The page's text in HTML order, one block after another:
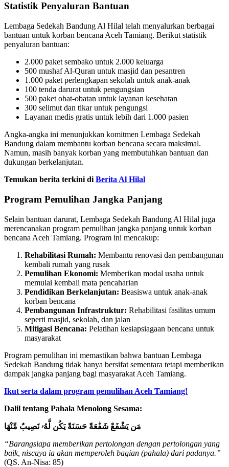
Statistik Penyaluran Bantuan
Lembaga Sedekah Bandung Al Hilal telah menyalurkan berbagai
bantuan untuk korban bencana Aceh Tamiang. Berikut statistik
penyaluran bantuan:
2.000 paket sembako untuk 2.000 keluarga
500 mushaf Al-Quran untuk masjid dan pesantren
1.000 paket perlengkapan sekolah untuk anak-anak
100 tenda darurat untuk pengungsian
500 paket obat-obatan untuk layanan kesehatan
300 selimut dan tikar untuk pengungsi
Layanan medis gratis untuk lebih dari 1.000 pasien
Angka-angka ini menunjukkan komitmen Lembaga Sedekah
Bandung dalam membantu korban bencana secara maksimal.
Namun, masih banyak korban yang membutuhkan bantuan dan
dukungan berkelanjutan.
Temukan berita terkini di Berita Al Hilal
Program Pemulihan Jangka Panjang
Selain bantuan darurat, Lembaga Sedekah Bandung Al Hilal juga
merencanakan program pemulihan jangka panjang untuk korban
bencana Aceh Tamiang. Program ini mencakup:
Rehabilitasi Rumah: Membantu renovasi dan pembangunan
kembali rumah yang rusak
Pemulihan Ekonomi: Memberikan modal usaha untuk
memulai kembali mata pencaharian
Pendidikan Berkelanjutan: Beasiswa untuk anak-anak
korban bencana
Pembangunan Infrastruktur: Rehabilitasi fasilitas umum
seperti masjid, sekolah, dan jalan
Mitigasi Bencana: Pelatihan kesiapsiagaan bencana untuk
masyarakat
Program pemulihan ini memastikan bahwa bantuan Lembaga
Sedekah Bandung tidak hanya bersifat sementara tetapi memberikan
dampak jangka panjang bagi masyarakat Aceh Tamiang.
Ikut serta dalam program pemulihan Aceh Tamiang!
Dalil tentang Pahala Menolong Sesama:
مَن يَشْفَعْ شَفَٰعَةً حَسَنَةً يَكُن لَّهُۥ نَصِيبٌ مِّنْهَا
“Barangsiapa memberikan pertolongan dengan pertolongan yang
baik, niscaya ia akan memperoleh bagian (pahala) dari padanya.”
(QS. An-Nisa: 85)